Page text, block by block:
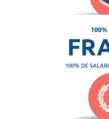
100% DE